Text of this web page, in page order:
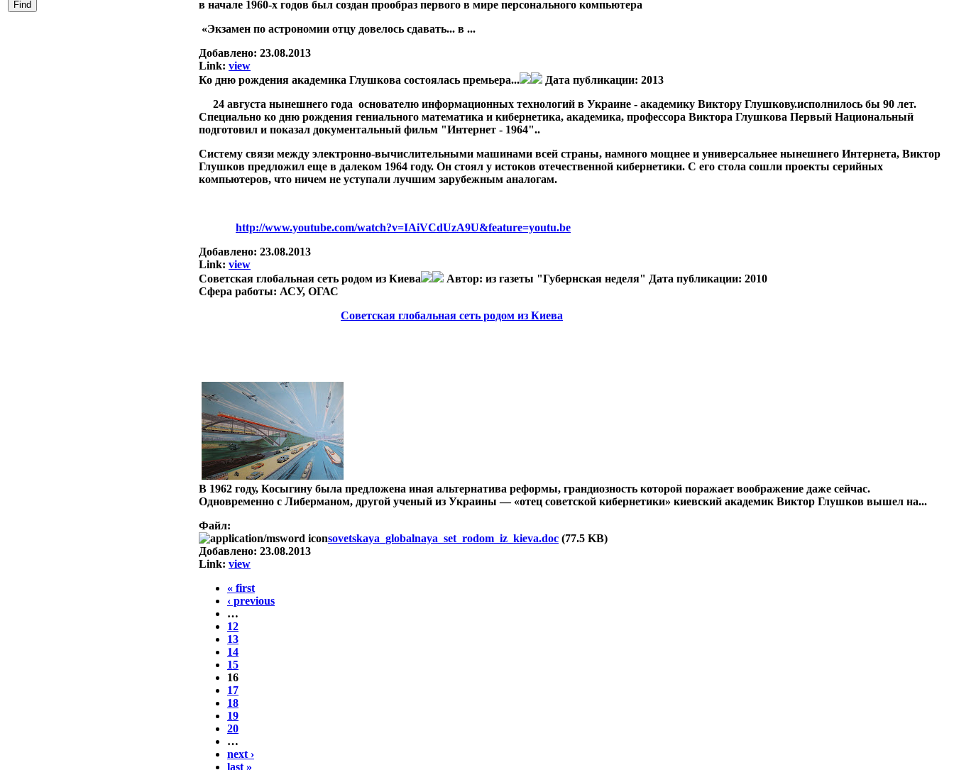
в начале 1960-х годов был создан прообраз первого в мире персонального компьютера
«Экзамен по астрономии отцу довелось сдавать... в ...
Добавлено: 23.08.2013
Link: view
Ко дню рождения академика Глушкова состоялась премьера...
Дата публикации: 2013
24 августа нынешнего года основателю информационных технологий в Украине - академику Виктору Глушкову.исполнилось бы 90 лет.
Специально ко дню рождения гениального математика и кибернетика, академика, профессора Виктора Глушкова Первый Национальный
подготовил и показал документальный фильм "Интернет - 1964"..
Систему связи между электронно-вычислительными машинами всей страны, намного мощнее и универсальнее нынешнего Интернета, Виктор
Глушков предложил еще в далеком 1964 году. Он стоял у истоков отечественной кибернетики. С его стола сошли проекты серийных
компьютеров, что ничем не уступали лучшим зарубежным аналогам.
http://www.youtube.com/watch?v=IAiVCdUzA9U&feature=youtu.be
Добавлено: 23.08.2013
Link: view
Советская глобальная сеть родом из Киева
Автор: из газеты "Губернская неделя" Дата публикации: 2010
Сфера работы: АСУ, ОГАС
Советская глобальная сеть родом из Киева
В 1962 году, Косыгину была предложена иная альтернатива реформы, грандиозность которой поражает воображение даже сейчас.
Одновременно с Либерманом, другой ученый из Украины — «отец советской кибернетики» киевский академик Виктор Глушков вышел на...
Файл:
sovetskaya_globalnaya_set_rodom_iz_kieva.doc (77.5 KB)
Добавлено: 23.08.2013
Link: view
« first
‹ previous
…
12
13
14
15
16
17
18
19
20
…
next ›
last »